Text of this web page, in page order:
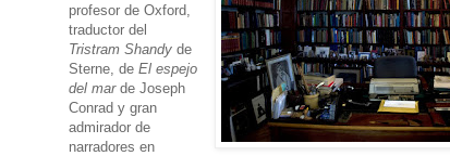
profesor de Oxford,
traductor del
Tristram Shandy de
Sterne, de El espejo
del mar de Joseph
Conrad y gran
admirador de
narradores en